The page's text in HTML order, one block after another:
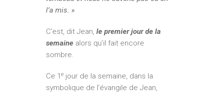
l’a mis. »
C’est, dit Jean, le premier jour de la
semaine alors qu’il fait encore
sombre.
Ce 1 e jour de la semaine, dans la
symbolique de l’évangile de Jean,